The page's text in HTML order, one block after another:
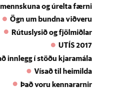
og úrelta færni
Ögn um bundna viðveru
Rútuslysið og fjölmiðlar
UTÍS 2017
innlegg í stöðu kjaramála
Vísað til heimilda
Það voru kennararnir